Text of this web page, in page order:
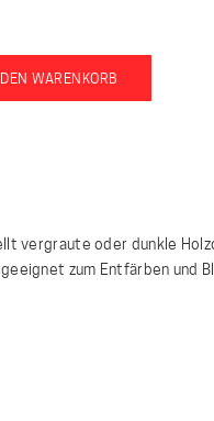
WARENKORB
vergraute oder dunkle
zum Entfärben und